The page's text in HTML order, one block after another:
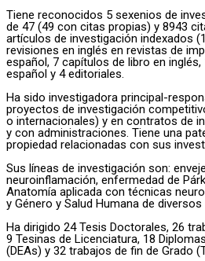
Tiene reconocidos 5 sexenios de
de 47 (49 con citas propias) y 8943
artículos de investigación indexados
revisiones en inglés en revistas de
español, 7 capítulos de libro en
español y 4 editoriales.
Ha sido investigadora principal-
proyectos de investigación
o internacionales) y en contratos de
y con administraciones. Tiene una
propiedad relacionadas con sus
Sus líneas de investigación son:
neuroinflamación, enfermedad de
Anatomía aplicada con técnicas
y Género y Salud Humana de
Ha dirigido 24 Tesis Doctorales, 26
9 Tesinas de Licenciatura, 18
(DEAs) y 32 trabajos de fin de Grado